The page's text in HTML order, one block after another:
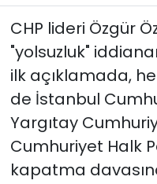
CHP lideri Özgür
"yolsuzluk"
ilk açıklamada,
de İstanbul
Yargıtay
Cumhuriyet Halk
kapatma